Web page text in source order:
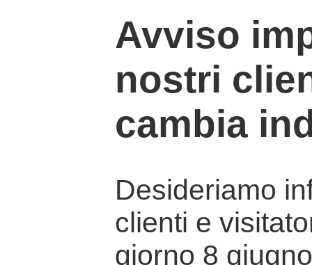
Avviso
nostri
cambia
Desideriamo
clienti e
giorno 8